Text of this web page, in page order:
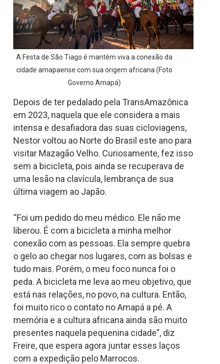
A Festa de São Tiago é mantém viva a conexão da
cidade amapaense com sua origem africana (Foto
Governo Amapá)
Depois de ter pedalado pela TransAmazônica
em 2023, naquela que ele considera a mais
intensa e desafiadora das suas cicloviagens,
Nestor voltou ao Norte do Brasil este ano para
visitar Mazagão Velho. Curiosamente, fez isso
sem a bicicleta, pois ainda se recuperava de
uma lesão na clavícula, lembrança de sua
última viagem ao Japão.
“Foi um pedido do meu médico. Ele não me
liberou. É com a bicicleta a minha melhor
conexão com as pessoas. Ela sempre quebra
o gelo ao chegar nos lugares, com as bolsas e
tudo mais. Porém, o meu foco nunca foi o
peda. A bicicleta me leva ao meu objetivo, que
está nas relações, no povo, na cultura. Então,
foi muito rico o contato no Amapá a pé. A
memória e a cultura africana ainda são muito
presentes naquela pequenina cidade”, diz
Freire, que espera agora juntar esses laços
com a expedição pelo Marrocos.